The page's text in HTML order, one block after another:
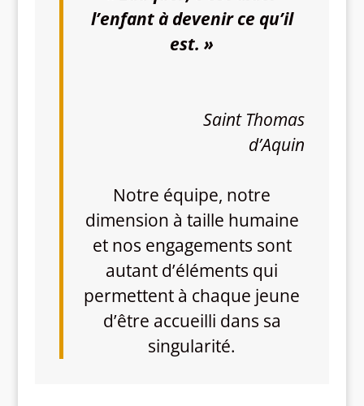
l’enfant à devenir ce qu’il
est. »
Saint Thomas
d’Aquin
Notre équipe, notre
dimension à taille humaine
et nos engagements sont
autant d’éléments qui
permettent à chaque jeune
d’être accueilli dans sa
singularité.